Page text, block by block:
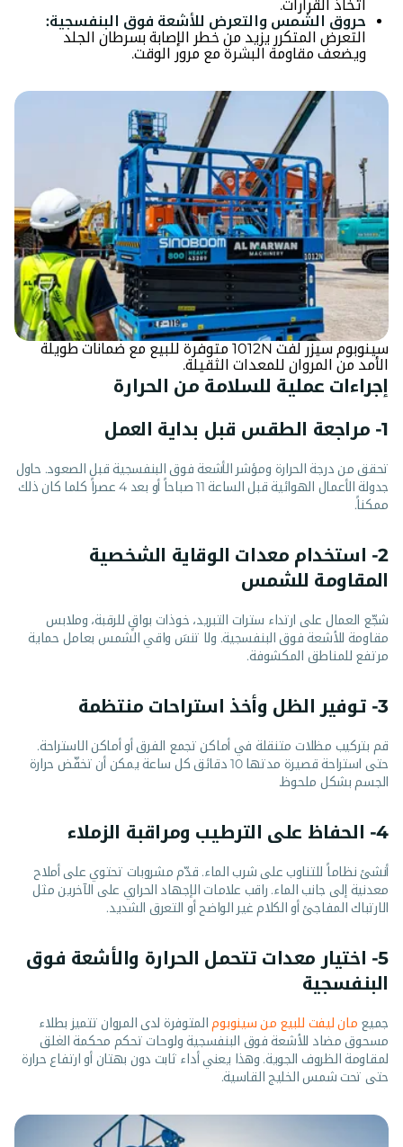
اتخاذ القرارات.
حروق الشمس والتعرض للأشعة فوق البنفسجية:
التعرض المتكرر يزيد من خطر الإصابة بسرطان الجلد
ويضعف مقاومة البشرة مع مرور الوقت.
سينوبوم سيزر لفت 1012N متوفرة للبيع مع ضمانات طويلة
الأمد من المروان للمعدات الثقيلة.
إجراءات عملية للسلامة من الحرارة
1- مراجعة الطقس قبل بداية العمل
تحقق من درجة الحرارة ومؤشر الأشعة فوق البنفسجية قبل الصعود. حاول
جدولة الأعمال الهوائية قبل الساعة 11 صباحاً أو بعد 4 عصراً كلما كان ذلك
ممكناً.
2- استخدام معدات الوقاية الشخصية
المقاومة للشمس
شجّع العمال على ارتداء سترات التبريد، خوذات بواقٍ للرقبة، وملابس
مقاومة للأشعة فوق البنفسجية. ولا تنسَ واقي الشمس بعامل حماية
مرتفع للمناطق المكشوفة.
3- توفير الظل وأخذ استراحات منتظمة
قم بتركيب مظلات متنقلة في أماكن تجمع الفرق أو أماكن الاستراحة.
حتى استراحة قصيرة مدتها 10 دقائق كل ساعة يمكن أن تخفّض حرارة
الجسم بشكل ملحوظ.
4- الحفاظ على الترطيب ومراقبة الزملاء
أنشئ نظاماً للتناوب على شرب الماء. قدّم مشروبات تحتوي على أملاح
معدنية إلى جانب الماء. راقب علامات الإجهاد الحراري على الآخرين مثل
الارتباك المفاجئ أو الكلام غير الواضح أو التعرق الشديد.
5- اختيار معدات تتحمل الحرارة والأشعة فوق
البنفسجية
جميع مان ليفت للبيع من سينوبوم المتوفرة لدى المروان تتميز بطلاء
مسحوق مضاد للأشعة فوق البنفسجية ولوحات تحكم محكمة الغلق
لمقاومة الظروف الجوية. وهذا يعني أداء ثابت دون بهتان أو ارتفاع حرارة
حتى تحت شمس الخليج القاسية.